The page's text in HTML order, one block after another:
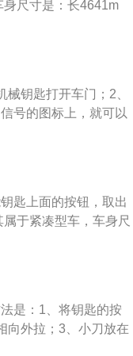
尺寸是：长4641m
47l，整备质量为121
是102kw，最大扭矩
钥匙打开车门；2、
号的图标上，就可以
、高1469mm，轴距
压发动机，最大马力
配的是7挡双离合变速
匙上面的按钮，取出
于紧凑型车，车身尺
。2021款吉利帝
扭矩是142nm，与其
是：1、将钥匙的按
向外拉；3、小刀放在
逸为例，其车身长宽